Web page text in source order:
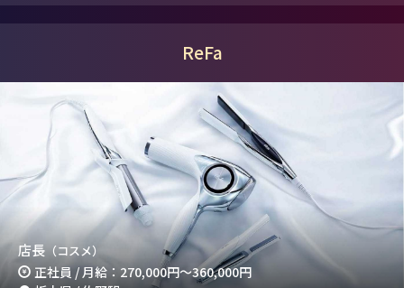
ReFa
店長 （コスメ）
正社員 / 月給：270,000円～360,000円